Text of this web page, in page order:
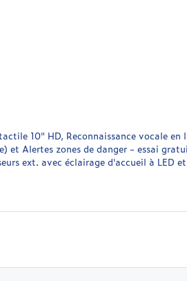
10" HD, Reconnaissance vocale en
et Alertes zones de danger - essai
ext. avec éclairage d'accueil à LED et